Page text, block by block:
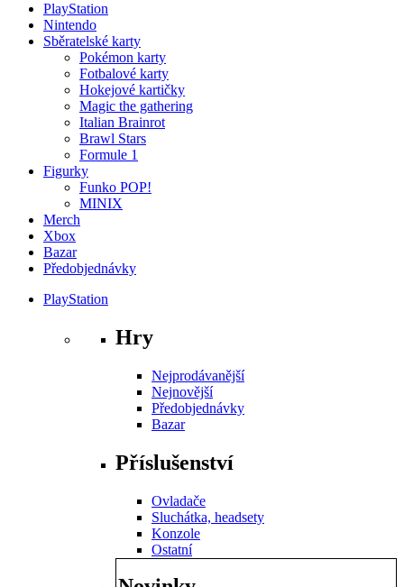
PlayStation
Nintendo
Sběratelské karty
Pokémon karty
Fotbalové karty
Hokejové kartičky
Magic the gathering
Italian Brainrot
Brawl Stars
Formule 1
Figurky
Funko POP!
MINIX
Merch
Xbox
Bazar
Předobjednávky
PlayStation
Hry
Nejprodávanější
Nejnovější
Předobjednávky
Bazar
Příslušenství
Ovladače
Sluchátka, headsety
Konzole
Ostatní